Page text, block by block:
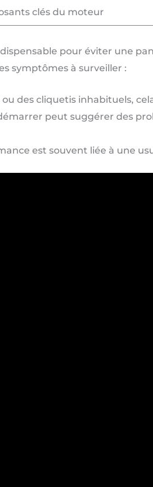
clés du moteur
pour éviter une
symptômes à surveiller :
des cliquetis inhabituels,
peut suggérer des
est souvent liée à une